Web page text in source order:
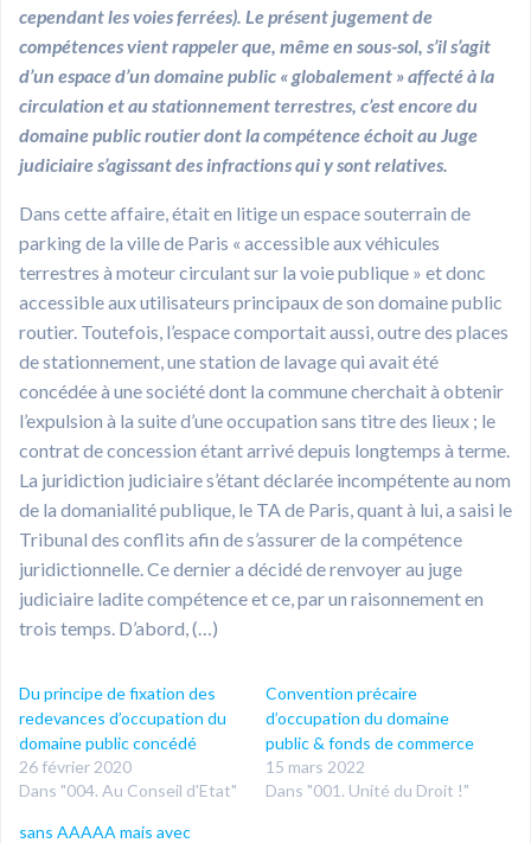
cependant les voies ferrées). Le présent jugement de
compétences vient rappeler que, même en sous-sol, s’il s’agit
d’un espace d’un domaine public « globalement » affecté à la
circulation et au stationnement terrestres, c’est encore du
domaine public routier dont la compétence échoit au Juge
judiciaire s’agissant des infractions qui y sont relatives.
Dans cette affaire, était en litige un espace souterrain de
parking de la ville de Paris « accessible aux véhicules
terrestres à moteur circulant sur la voie publique » et donc
accessible aux utilisateurs principaux de son domaine public
routier. Toutefois, l’espace comportait aussi, outre des places
de stationnement, une station de lavage qui avait été
concédée à une société dont la commune cherchait à obtenir
l’expulsion à la suite d’une occupation sans titre des lieux ; le
contrat de concession étant arrivé depuis longtemps à terme.
La juridiction judiciaire s’étant déclarée incompétente au nom
de la domanialité publique, le TA de Paris, quant à lui, a saisi le
Tribunal des conflits afin de s’assurer de la compétence
juridictionnelle. Ce dernier a décidé de renvoyer au juge
judiciaire ladite compétence et ce, par un raisonnement en
trois temps. D’abord, (…)
Du principe de fixation des
redevances d’occupation du
domaine public concédé
26 février 2020
Dans "004. Au Conseil d'Etat"
Convention précaire
d’occupation du domaine
public & fonds de commerce
15 mars 2022
Dans "001. Unité du Droit !"
sans AAAAA mais avec